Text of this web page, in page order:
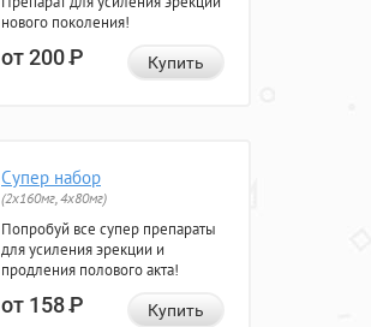
нового поколения!
от 200Р Купить
Супер набор
(2х160мг, 4х80мг)
Попробуй все супер препараты
для усиления эрекции и
продления полового акта!
от 158Р Купить